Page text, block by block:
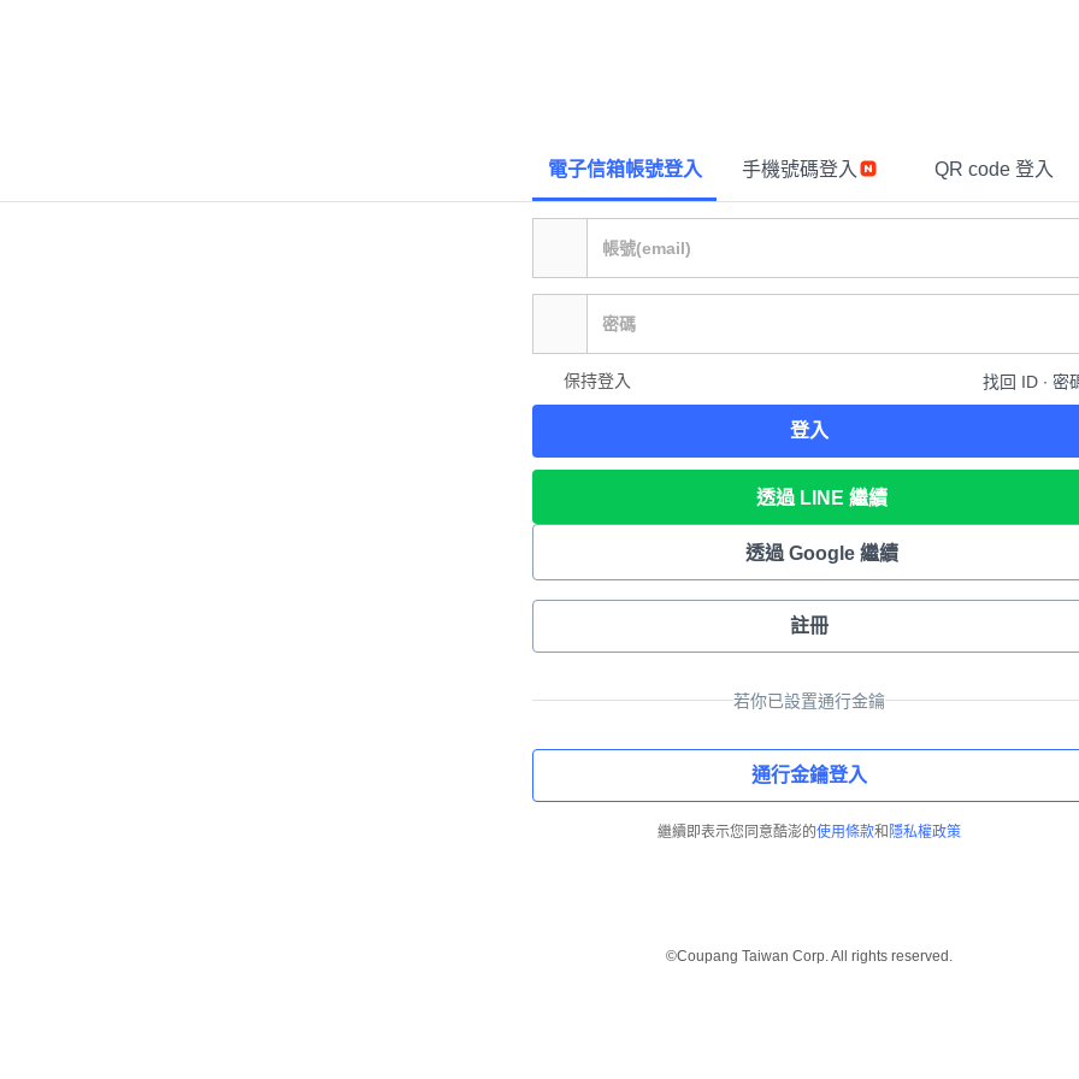
電子信箱帳號登入 手機號碼登入 QR code 登入
保持登入 找回 ID ∙ 密
登入
透過 LINE 繼續
透過 Google 繼續
註冊
若你已設置通行金鑰
通行金鑰登入
繼續即表示您同意酷澎的使用條款和 隱私權政策
©Coupang Taiwan Corp. All rights reserved.